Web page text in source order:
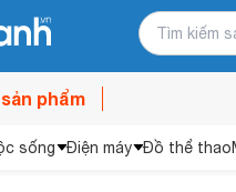
phẩm
sống Điện máy Đồ thể thao